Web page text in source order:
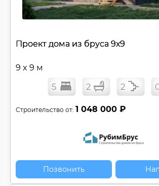
Проект дома из бруса 9х9
9 x 9 м
5 2 2
Строительство от: 1 048 000 ₽
Позвонить